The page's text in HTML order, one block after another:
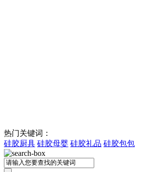
热门关键词：
硅胶厨具 硅胶母婴 硅胶礼品 硅胶包包